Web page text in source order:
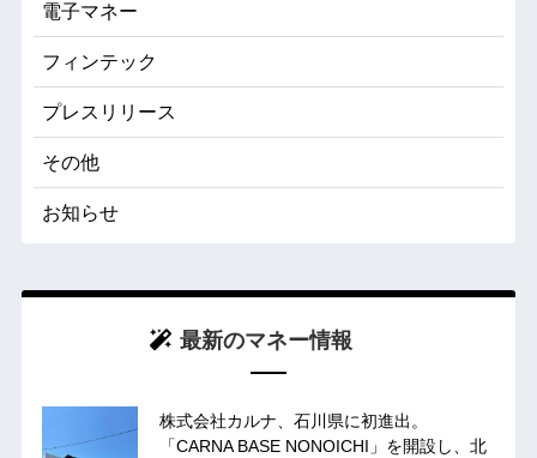
電子マネー
フィンテック
プレスリリース
その他
お知らせ
最新のマネー情報
株式会社カルナ、石川県に初進出。
「CARNA BASE NONOICHI」を開設し、北